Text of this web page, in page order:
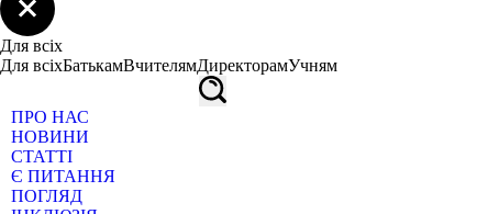
Для всіх
Для всіхБатькамВчителямДиректорамУчням
ПРО НАС
НОВИНИ
СТАТТІ
Є ПИТАННЯ
ПОГЛЯД